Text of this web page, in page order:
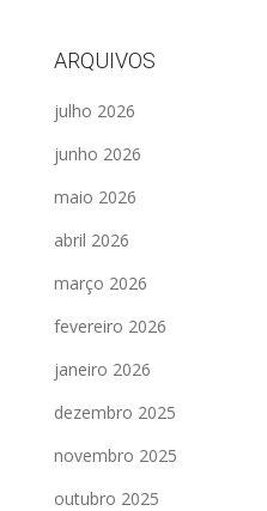
ARQUIVOS
julho 2026
junho 2026
maio 2026
abril 2026
março 2026
fevereiro 2026
janeiro 2026
dezembro 2025
novembro 2025
outubro 2025